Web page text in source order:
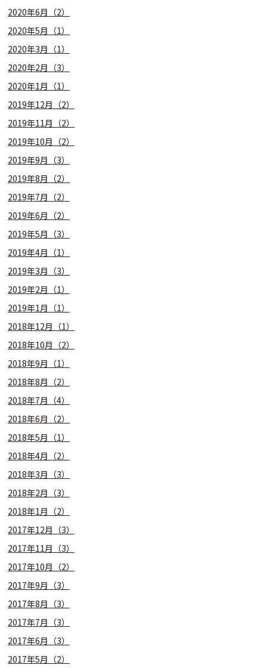
2020年6月（2）
2020年5月（1）
2020年3月（1）
2020年2月（3）
2020年1月（1）
2019年12月（2）
2019年11月（2）
2019年10月（2）
2019年9月（3）
2019年8月（2）
2019年7月（2）
2019年6月（2）
2019年5月（3）
2019年4月（1）
2019年3月（3）
2019年2月（1）
2019年1月（1）
2018年12月（1）
2018年10月（2）
2018年9月（1）
2018年8月（2）
2018年7月（4）
2018年6月（2）
2018年5月（1）
2018年4月（2）
2018年3月（3）
2018年2月（3）
2018年1月（2）
2017年12月（3）
2017年11月（3）
2017年10月（2）
2017年9月（3）
2017年8月（3）
2017年7月（3）
2017年6月（3）
2017年5月（2）